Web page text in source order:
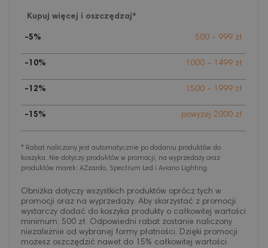
Kupuj więcej i oszczędzaj*
-5% 500 - 999 zł
-10% 1000 - 1499 zł
-12% 1500 - 1999 zł
-15% powyżej 2000 zł
* Rabat naliczany jest automatycznie po dodaniu produktów do
koszyka. Nie dotyczy produktów w promocji, na wyprzedaży oraz
produktów marek: AZzardo, Spectrum Led i Aviano Lighting.
Obniżka dotyczy wszystkich produktów oprócz tych w
promocji oraz na wyprzedaży. Aby skorzystać z promocji
wystarczy dodać do koszyka produkty o całkowitej wartości
minimum: 500 zł. Odpowiedni rabat zostanie naliczony
niezależnie od wybranej formy płatności. Dzięki promocji
możesz oszczędzić nawet do 15% całkowitej wartości